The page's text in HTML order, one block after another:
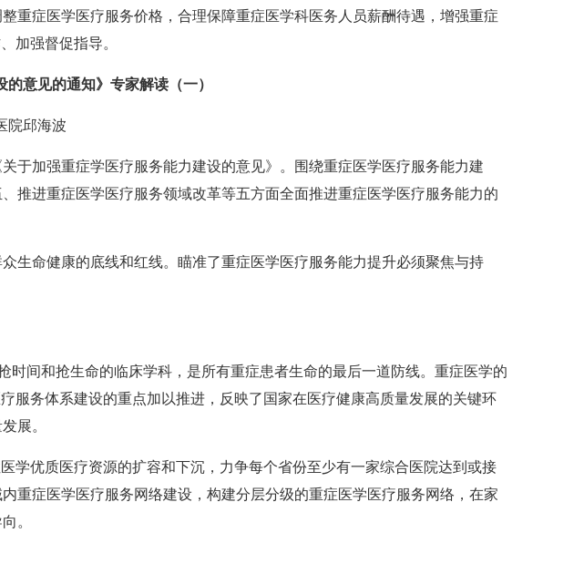
重症医学医疗服务价格，合理保障重症医学科医务人员薪酬待遇，增强重症
加强督促指导。
的意见的通知》专家解读（一）
院邱海波
于加强重症学医疗服务能力建设的意见》。围绕重症医学医疗服务能力建
推进重症医学医疗服务领域改革等五方面全面推进重症医学医疗服务能力的
生命健康的底线和红线。瞄准了重症医学医疗服务能力提升必须聚焦与持
间和抢生命的临床学科，是所有重症患者生命的最后一道防线。重症医学的
服务体系建设的重点加以推进，反映了国家在医疗健康高质量发展的关键环
展。
学优质医疗资源的扩容和下沉，力争每个省份至少有一家综合医院达到或接
重症医学医疗服务网络建设，构建分层分级的重症医学医疗服务网络，在家
。